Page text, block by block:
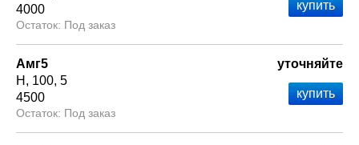
4000
Под заказ
Амг5
Н
100 5
4500
Под заказ
уточняйте